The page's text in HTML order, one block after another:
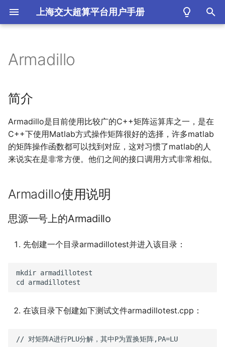
上海交大超算平台用户手册
始
搜
索
简介
Armadillo使用说明
思源一号上的Armadillo
参考资料
Armadillo
简介
Armadillo是目前使用比较广的C++矩阵运算库之一，是在
C++下使用Matlab方式操作矩阵很好的选择，许多matlab
的矩阵操作函数都可以找到对应，这对习惯了matlab的人
来说实在是非常方便。他们之间的接口调用方式非常相似。
Armadillo使用说明
思源一号上的Armadillo
先创建一个目录armadillotest并进入该目录：
mkdir armadillotest
cd armadillotest
在该目录下创建如下测试文件armadillotest.cpp：
// 对矩阵A进行PLU分解，其中P为置换矩阵,PA=LU